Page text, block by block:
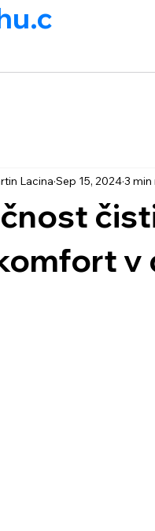
v
Lacina Sep 15, 20243 min